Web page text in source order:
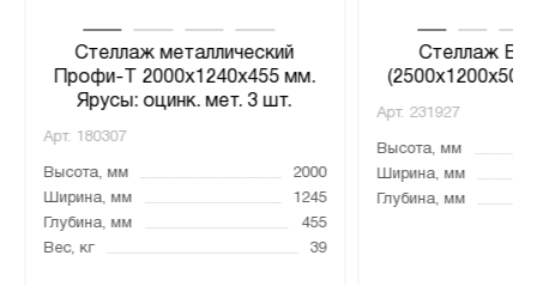
Стеллаж металлический
Профи-Т 2000x1240x455 мм.
Ярусы: оцинк. мет. 3 шт.
Арт. 180307
Высота, мм
2000
Ширина, мм
1245
Глубина, мм
455
Вес, кг
39
Стеллаж
(2500x1200x500
Арт. 231927
Высота, мм
Ширина, мм
Глубина, мм